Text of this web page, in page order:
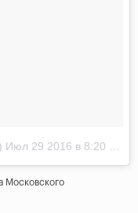
Июл 29 2016 в 8:20 PDT
Московского